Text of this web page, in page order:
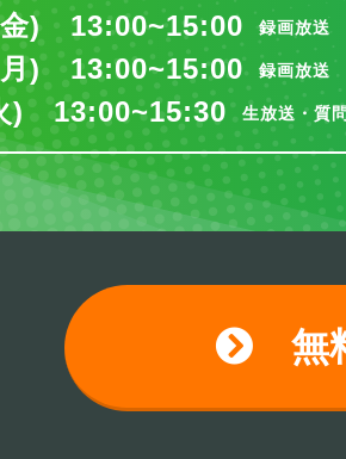
金) 13:00~15:00 録画放送
月) 13:00~15:00 録画放送
) 13:00~15:30 生放送・質
無